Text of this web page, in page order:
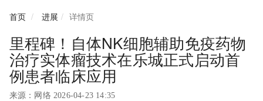
首页 进展 详情页
里程碑！自体NK细胞辅助免疫药物
治疗实体瘤技术在乐城正式启动首
例患者临床应用
来源：网络 2026-04-23 14:35